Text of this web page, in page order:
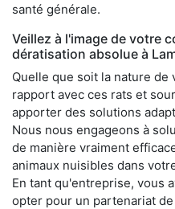
santé générale.
Veillez à l'image de votre
dératisation absolue à
Quelle que soit la nature
rapport avec ces rats et
apporter des solutions
Nous nous engageons à
de manière vraiment
animaux nuisibles dans
En tant qu'entreprise, vous
opter pour un partenariat